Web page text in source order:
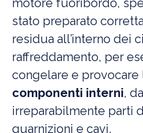
motore fuoribordo,
stato preparato
residua all’interno dei
raffreddamento, per
congelare e provocare
componenti interni,
irreparabilmente parti
guarnizioni e cavi.